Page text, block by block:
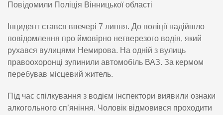
Повідомили Поліція Вінницької області
Інцидент стався ввечері 7 липня. До поліції надійшло
повідомлення про ймовірно нетверезого водія, який
рухався вулицями Немирова. На одній з вулиць
правоохоронці зупинили автомобіль ВАЗ. За кермом
перебував місцевий житель.
Під час спілкування з водієм інспектори виявили ознаки
алкогольного сп’яніння. Чоловік відмовився проходити